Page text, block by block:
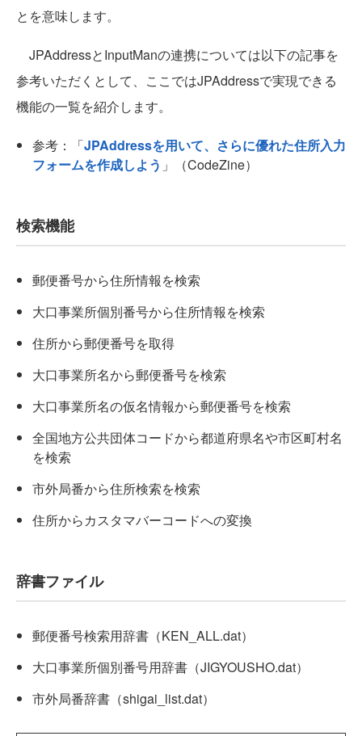
とを意味します。
JPAddressとInputManの連携については以下の記事を
参考いただくとして、ここではJPAddressで実現できる
機能の一覧を紹介します。
参考：「JPAddressを用いて、さらに優れた住所入力
フォームを作成しよう 」（CodeZine）
検索機能
郵便番号から住所情報を検索
大口事業所個別番号から住所情報を検索
住所から郵便番号を取得
大口事業所名から郵便番号を検索
大口事業所名の仮名情報から郵便番号を検索
全国地方公共団体コードから都道府県名や市区町村名
を検索
市外局番から住所検索を検索
住所からカスタマバーコードへの変換
辞書ファイル
郵便番号検索用辞書（KEN_ALL.dat）
大口事業所個別番号用辞書（JIGYOUSHO.dat）
市外局番辞書（shigai_list.dat）